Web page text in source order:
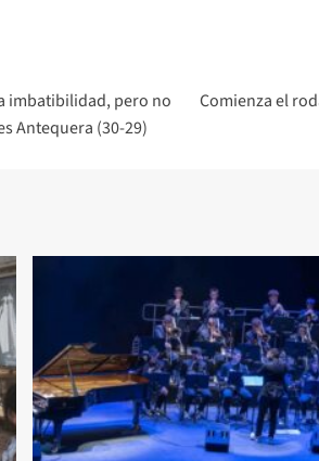
imbatibilidad, pero no
Antequera (30-29)
Comienza el